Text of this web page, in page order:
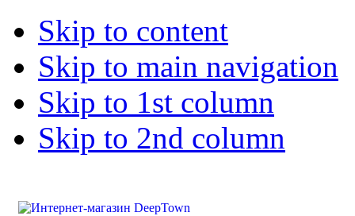
Skip to content
Skip to main navigation
Skip to 1st column
Skip to 2nd column